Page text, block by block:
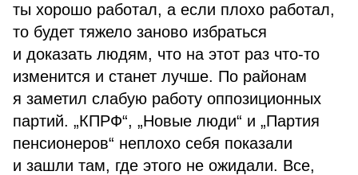
ты хорошо работал, а если плохо работал,
то будет тяжело заново избраться
и доказать людям, что на этот раз что-то
изменится и станет лучше. По районам
я заметил слабую работу оппозиционных
партий. „КПРФ“, „Новые люди“ и „Партия
пенсионеров“ неплохо себя показали
и зашли там, где этого не ожидали. Все,